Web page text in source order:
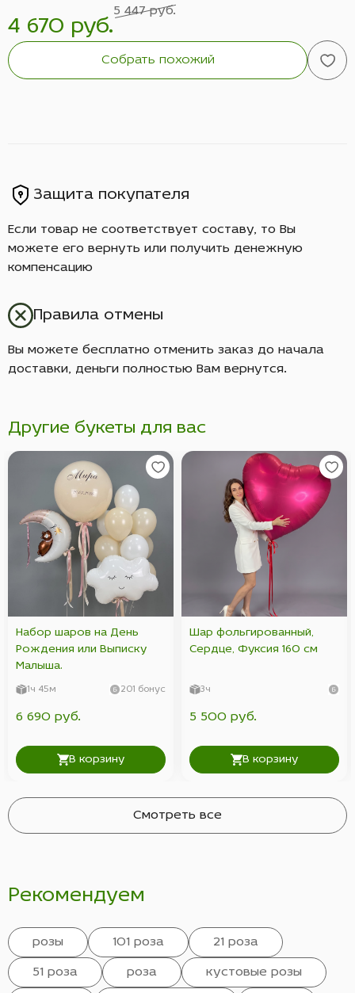
4 670 руб.
5 447 руб.
Собрать похожий
Защита покупателя
Если товар не соответствует составу, то Вы
можете его вернуть или получить денежную
компенсацию
Правила отмены
Вы можете бесплатно отменить заказ до начала
доставки, деньги полностью Вам вернутся.
Другие букеты для вас
Набор шаров на День
Рождения или Выписку
Малыша.
1ч 45м 201 бонус
6 690 руб.
В корзину
Шар фольгированный,
Сердце, Фуксия 160 см
3ч
5 500 руб.
В корзину
Смотреть все
Рекомендуем
розы 101 роза 21 роза
51 роза роза кустовые розы